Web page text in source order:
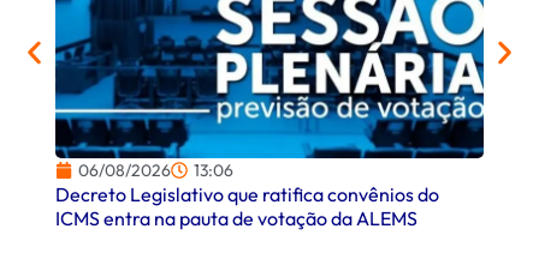
06/08/2026 13:06
Decreto Legislativo que ratifica convênios do
ICMS entra na pauta de votação da ALEMS